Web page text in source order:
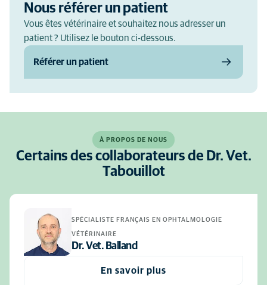
Nous référer un patient
Vous êtes vétérinaire et souhaitez nous adresser un
patient ? Utilisez le bouton ci-dessous.
Référer un patient
À PROPOS DE NOUS
Certains des collaborateurs de Dr. Vet.
Tabouillot
SPÉCIALISTE FRANÇAIS EN OPHTALMOLOGIE
VÉTÉRINAIRE
Dr. Vet. Balland
En savoir plus